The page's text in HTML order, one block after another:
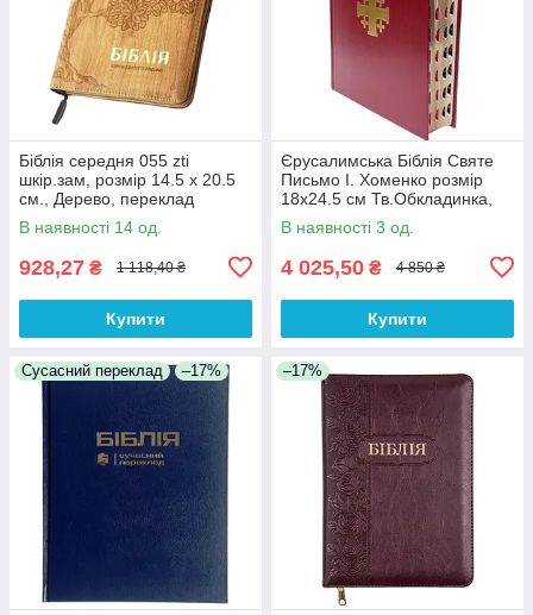
Біблія середня 055 zti
шкір.зам, розмір 14.5 х 20.5
см., Дерево, переклад
Огієнко (арт. 1015610)
В наявності 14 од.
928,27 ₴ 1 118,40 ₴
Купити
Єрусалимська Біблія Святе
Письмо І. Хоменко розмір
18х24.5 см Тв.Обкладинка,
Індекси
В наявності 3 од.
4 025,50 ₴ 4 850 ₴
Купити
Сусасний переклад –17% –17%